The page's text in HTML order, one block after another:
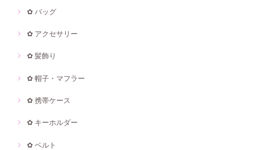
✿ バッグ
✿ アクセサリー
✿ 髪飾り
✿ 帽子・マフラー
✿ 携帯ケース
✿ キーホルダー
✿ ベルト